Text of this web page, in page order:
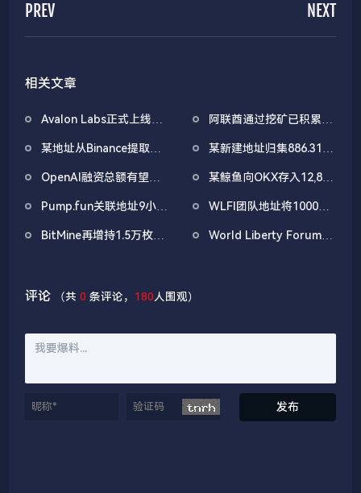
PREV NEXT
相关文章
Avalon Labs正式上线
阿联酋通过挖矿已积累
某地址从Binance提取
722万美元
某新建地址归集886.31枚
售
OpenAI融资总额有望突
某鲸鱼向OKX存入12,840
Pump.fun关联地址9小时
PUMP
WLFI团队地址将1000万
BitMine再增持1.5万枚
World Liberty Forum开
评论 （共0 条评论， 180人围观）
发布